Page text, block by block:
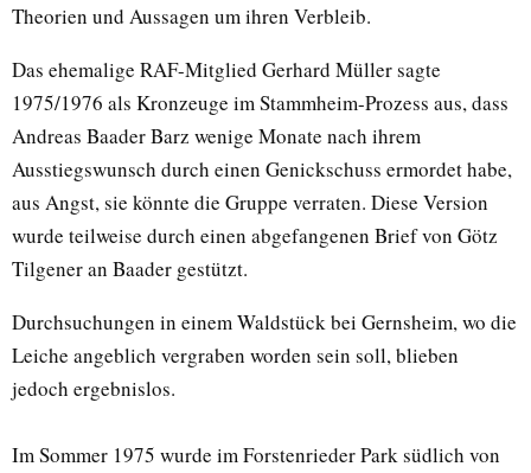
Theorien und Aussagen um ihren Verbleib.
Das ehemalige RAF-Mitglied Gerhard Müller sagte
1975/1976 als Kronzeuge im Stammheim-Prozess aus, dass
Andreas Baader Barz wenige Monate nach ihrem
Ausstiegswunsch durch einen Genickschuss ermordet habe,
aus Angst, sie könnte die Gruppe verraten. Diese Version
wurde teilweise durch einen abgefangenen Brief von Götz
Tilgener an Baader gestützt.
Durchsuchungen in einem Waldstück bei Gernsheim, wo die
Leiche angeblich vergraben worden sein soll, blieben
jedoch ergebnislos.
Im Sommer 1975 wurde im Forstenrieder Park südlich von